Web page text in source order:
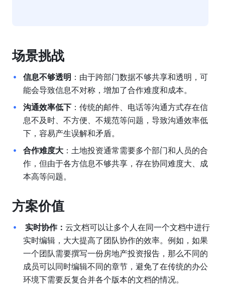
场景挑战
信息不够透明 ：由于跨部门数据不够共享和透明，可
能会导致信息不对称，增加了合作难度和成本。
沟通效率低下：传统的邮件、电话等沟通方式存在信
息不及时、不方便、不规范等问题，导致沟通效率低
下，容易产生误解和矛盾。
合作难度大：土地投资通常需要多个部门和人员的合
作，但由于各方信息不够共享，存在协同难度大、成
本高等问题。
方案价值
实时协作： 云文档可以让多个人在同一个文档中进行
实时编辑，大大提高了团队协作的效率。例如，如果
一个团队需要撰写一份房地产投资报告，那么不同的
成员可以同时编辑不同的章节，避免了在传统的办公
环境下需要反复合并各个版本的文档的情况。